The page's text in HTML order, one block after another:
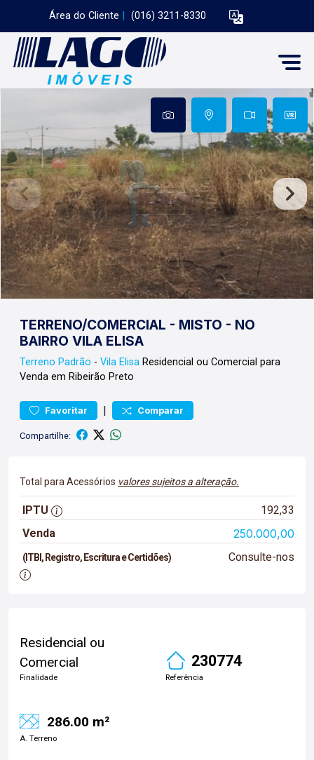
Área do Cliente (016) 3211-8330
TERRENO/COMERCIAL - MISTO - NO
BAIRRO VILA ELISA
Terreno Padrão - Vila Elisa Residencial ou Comercial para
Venda em Ribeirão Preto
Favoritar | Comparar
Compartilhe:
Total para Acessórios valores sujeitos a alteração.
IPTU
192,33
Venda
250.000,00
(ITBI, Registro, Escritura e Certidões) Consulte-nos
Residencial ou
Comercial
Finalidade
230774
Referência
286.00 m²
A. Terreno